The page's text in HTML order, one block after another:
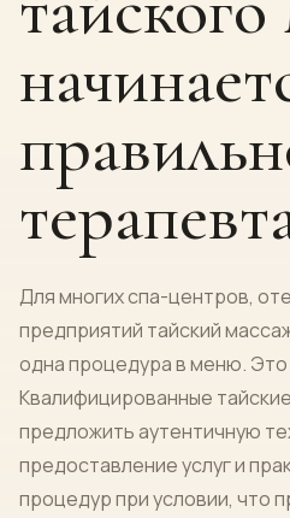
Для многих спа-центров,
предприятий тайский
одна процедура в меню.
Квалифицированные
предложить аутентичную
предоставление услуг и
процедур при условии, что